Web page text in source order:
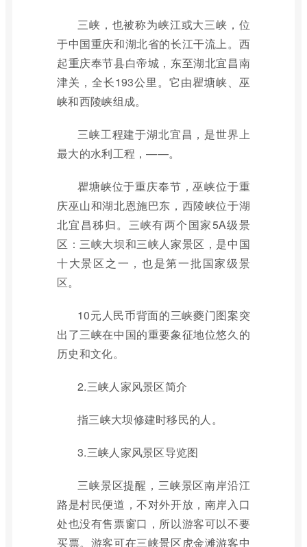
三峡，也被称为峡江或大三峡，位
于中国重庆和湖北省的长江干流上。西
起重庆奉节县白帝城，东至湖北宜昌南
津关，全长193公里。它由瞿塘峡、巫
峡和西陵峡组成。
三峡工程建于湖北宜昌，是世界上
最大的水利工程，——。
瞿塘峡位于重庆奉节，巫峡位于重
庆巫山和湖北恩施巴东，西陵峡位于湖
北宜昌秭归。三峡有两个国家5A级景
区：三峡大坝和三峡人家景区，是中国
十大景区之一，也是第一批国家级景
区。
10元人民币背面的三峡夔门图案突
出了三峡在中国的重要象征地位悠久的
历史和文化。
2.三峡人家风景区简介
指三峡大坝修建时移民的人。
3.三峡人家风景区导览图
三峡景区提醒，三峡景区南岸沿江
路是村民便道，不对外开放，南岸入口
处也没有售票窗口，所以游客可以不要
买票。游客可在三峡景区虎金滩游客中